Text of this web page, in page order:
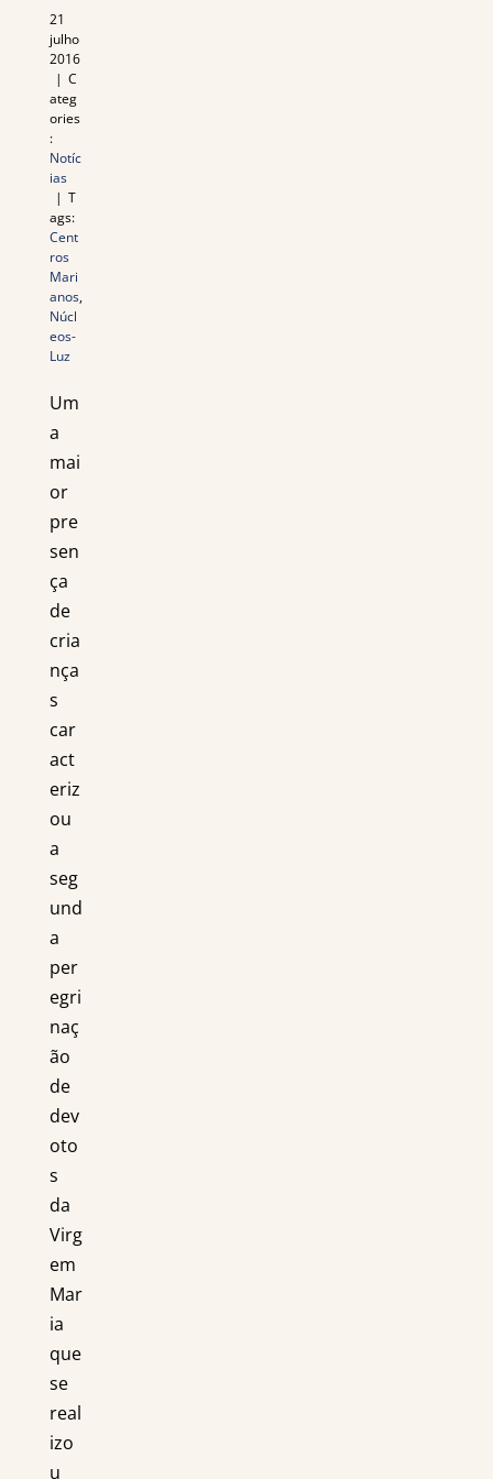
21
julho
2016
| C
ateg
ories
:
Notíc
ias
| T
ags:
Cent
ros
Mari
anos,
Núcl
eos-
Luz
Um
a
mai
or
pre
sen
ça
de
cria
nça
s
car
act
eriz
ou
a
seg
und
a
per
egri
naç
ão
de
dev
oto
s
da
Virg
em
Mar
ia
que
se
real
izo
u